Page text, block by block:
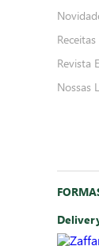
Receitas
Revista
Nossas